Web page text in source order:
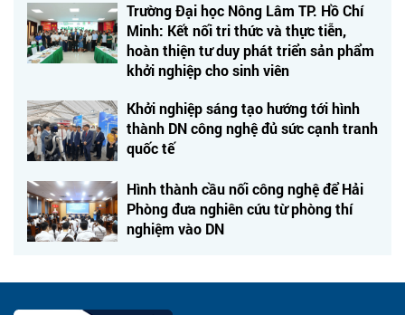
Trường Đại học Nông Lâm TP. Hồ Chí
Minh: Kết nối tri thức và thực tiễn,
hoàn thiện tư duy phát triển sản phẩm
khởi nghiệp cho sinh viên
Khởi nghiệp sáng tạo hướng tới hình
thành DN công nghệ đủ sức cạnh tranh
quốc tế
Hình thành cầu nối công nghệ để Hải
Phòng đưa nghiên cứu từ phòng thí
nghiệm vào DN